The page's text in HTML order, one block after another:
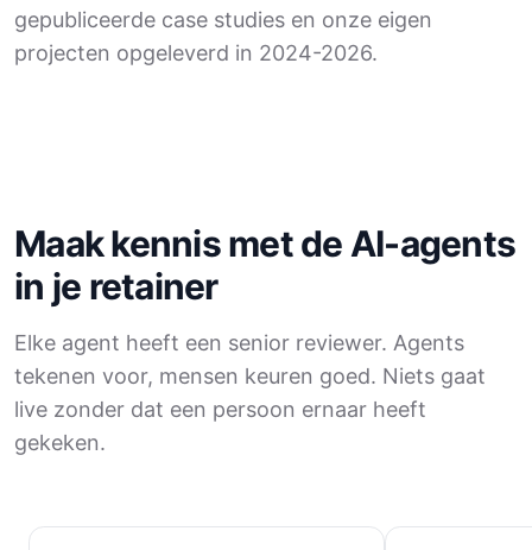
gepubliceerde case studies en onze eigen
projecten opgeleverd in 2024-2026.
Maak kennis met de AI-agents
in je retainer
Elke agent heeft een senior reviewer. Agents
tekenen voor, mensen keuren goed. Niets gaat
live zonder dat een persoon ernaar heeft
gekeken.